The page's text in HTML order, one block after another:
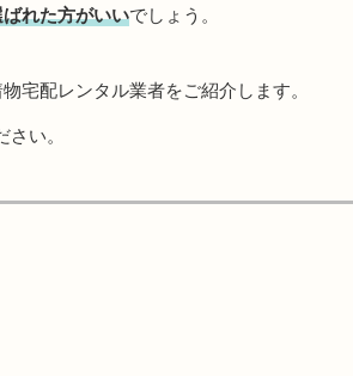
れた方がいいでしょう。
宅配レンタル業者をご紹介します。
い。